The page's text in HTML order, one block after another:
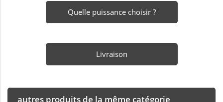
Quelle puissance choisir ?
Livraison
autres produits de la même catégorie